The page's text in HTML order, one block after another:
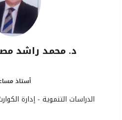
د. محمد راشد
أستاذ
الدراسات التنموية - إدارة